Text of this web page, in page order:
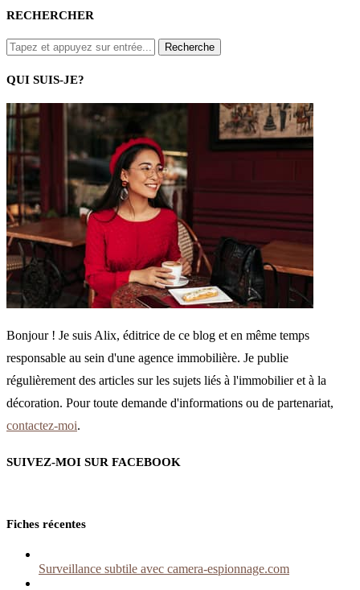
RECHERCHER
QUI SUIS-JE?
Bonjour ! Je suis Alix, éditrice de ce blog et en même temps
responsable au sein d'une agence immobilière. Je publie
régulièrement des articles sur les sujets liés à l'immobilier et à la
décoration. Pour toute demande d'informations ou de partenariat,
contactez-moi.
SUIVEZ-MOI SUR FACEBOOK
Fiches récentes
Surveillance subtile avec camera-espionnage.com